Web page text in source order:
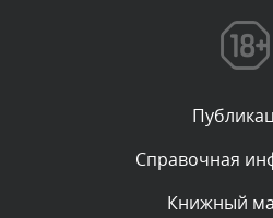
Текст комментария будет
Комментарий
Текст комментария будет
администратором.Справочная
Книжный